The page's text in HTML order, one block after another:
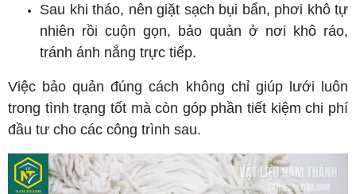
Sau khi tháo, nên giặt sạch bụi bẩn, phơi khô tự
nhiên rồi cuộn gọn, bảo quản ở nơi khô ráo,
tránh ánh nắng trực tiếp.
Việc bảo quản đúng cách không chỉ giúp lưới luôn
trong tình trạng tốt mà còn góp phần tiết kiệm chi phí
đầu tư cho các công trình sau.